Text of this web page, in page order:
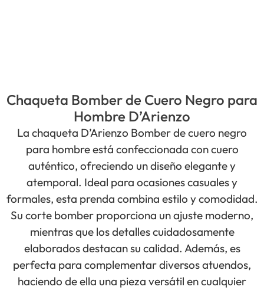
Chaqueta Bomber de Cuero Negro para
Hombre D’Arienzo
La chaqueta D’Arienzo Bomber de cuero negro
para hombre está confeccionada con cuero
auténtico, ofreciendo un diseño elegante y
atemporal. Ideal para ocasiones casuales y
formales, esta prenda combina estilo y comodidad.
Su corte bomber proporciona un ajuste moderno,
mientras que los detalles cuidadosamente
elaborados destacan su calidad. Además, es
perfecta para complementar diversos atuendos,
haciendo de ella una pieza versátil en cualquier